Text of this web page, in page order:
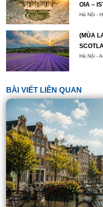
OIA –
Hà Nội -
(MÙA
Hà Nội -
BÀI VIẾT LIÊN QUAN